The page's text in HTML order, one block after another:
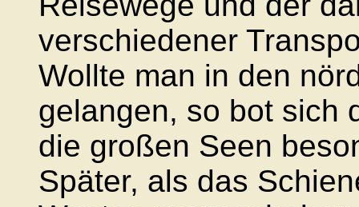
verschiedener
Wollte man in den
gelangen, so bot sich
die großen Seen
Später, als das